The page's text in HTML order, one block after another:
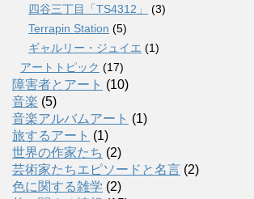
四谷三丁目「TS4312」
(3)
Terrapin Station (5)
ギャルリー・ジュイエ (1)
アートトピック (17)
障害者とアート (10)
音楽 (5)
音楽アルバムアート (1)
旅するアート (1)
世界の作家たち (2)
芸術家たちエピソードと名言 (2)
色に関する雑学 (2)